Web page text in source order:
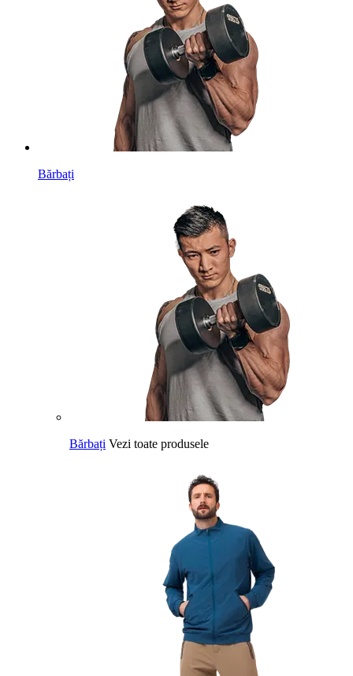
Bărbați
Bărbați Vezi toate produsele